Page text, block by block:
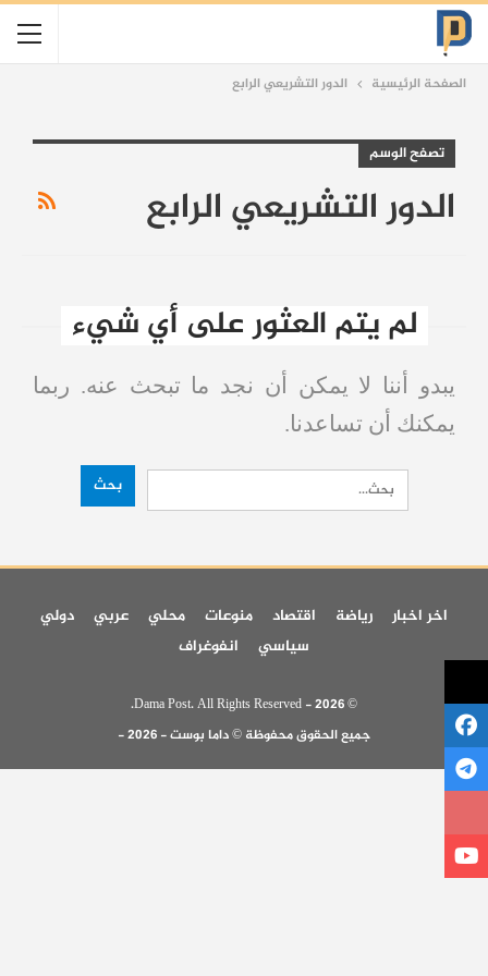
الصفحة الرئيسية الدور التشريعي الرابع
تصفح الوسم
الدور التشريعي الرابع
لم يتم العثور على أي شيء
يبدو أننا لا يمكن أن نجد ما تبحث عنه. ربما
يمكنك أن تساعدنا.
اخر اخبار رياضة اقتصاد منوعات محلي عربي
دولي
سياسي
انفوغراف
© 2026 - Dama Post. All Rights Reserved.
جميع الحقوق محفوظة © داما بوست - 2026 -